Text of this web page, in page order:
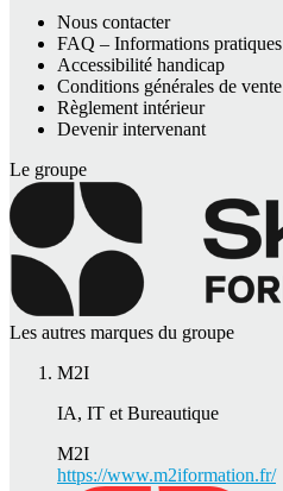
Nous contacter
FAQ – Informations pratiques
Accessibilité handicap
Conditions générales de vente
Règlement intérieur
Devenir intervenant
Le groupe
Les autres marques du groupe
M2I
IA, IT et Bureautique
M2I
https://www.m2iformation.fr/